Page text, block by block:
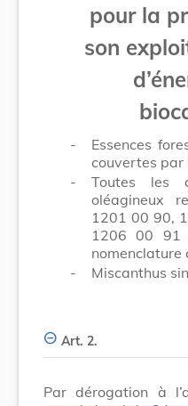
pour la
son
-
Essences
couvertes par
-
Toutes les
oléagineux
1201 00 90,
1206 00
nomenclature
-
Miscanthus
Art. 2.
Par dérogation à